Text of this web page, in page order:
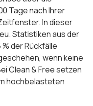
Tage nach Ihrer
In dieser
Statistiken aus der
der Rückfälle
wenn keine
Clean & Free setzen
hochbelasteten